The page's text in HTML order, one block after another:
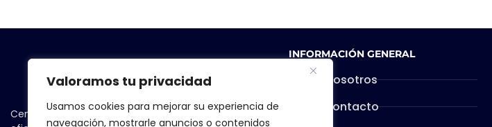
Valoramos tu privacidad
Usamos cookies para mejorar su experiencia de
navegación, mostrarle anuncios o contenidos
Centrándonos en la seguridad y la
INFORMACIÓN GENERAL
Nosotros
Contacto